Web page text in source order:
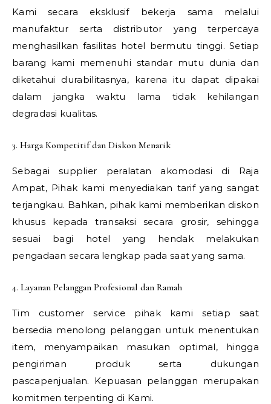
Kami secara eksklusif bekerja sama melalui
manufaktur serta distributor yang terpercaya
menghasilkan fasilitas hotel bermutu tinggi. Setiap
barang kami memenuhi standar mutu dunia dan
diketahui durabilitasnya, karena itu dapat dipakai
dalam jangka waktu lama tidak kehilangan
degradasi kualitas.
3. Harga Kompetitif dan Diskon Menarik
Sebagai supplier peralatan akomodasi di Raja
Ampat, Pihak kami menyediakan tarif yang sangat
terjangkau. Bahkan, pihak kami memberikan diskon
khusus kepada transaksi secara grosir, sehingga
sesuai bagi hotel yang hendak melakukan
pengadaan secara lengkap pada saat yang sama.
4. Layanan Pelanggan Profesional dan Ramah
Tim customer service pihak kami setiap saat
bersedia menolong pelanggan untuk menentukan
item, menyampaikan masukan optimal, hingga
pengiriman produk serta dukungan
pascapenjualan. Kepuasan pelanggan merupakan
komitmen terpenting di Kami.